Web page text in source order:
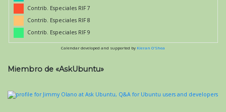
Contrib. Especiales RIF 7
Contrib. Especiales RIF 8
Contrib. Especiales RIF 9
Calendar developed and supported by Kieran O'Shea
Miembro de «AskUbuntu»